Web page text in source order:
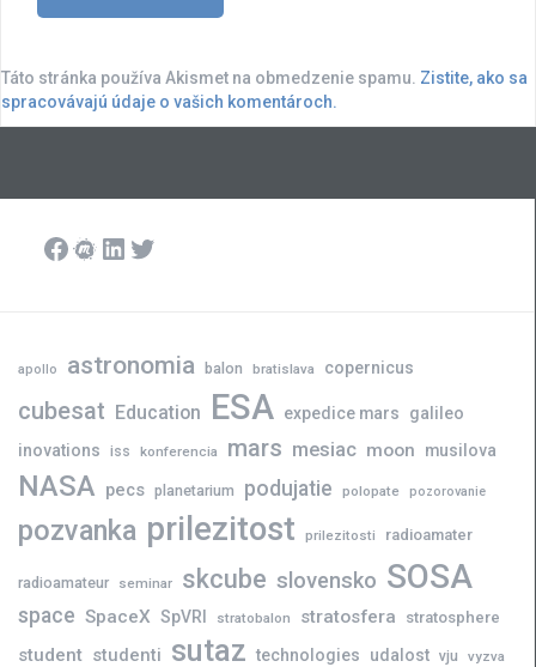
Táto stránka používa Akismet na obmedzenie spamu. Zistite, ako sa
spracovávajú údaje o vašich komentároch.
Facebook
Meetup
LinkedIn
Twitter
apollo astronomia balon bratislava copernicus
cubesat Education ESA expedice mars
galileo
inovations iss konferencia mars mesiac moon musilova
NASA pecs planetarium podujatie polopate pozorovanie
pozvanka prilezitost prilezitosti radioamater
radioamateur seminar skcube slovensko SOSA
space SpaceX SpVRI stratobalon stratosfera stratosphere
student studenti sutaz technologies udalost vju vyzva